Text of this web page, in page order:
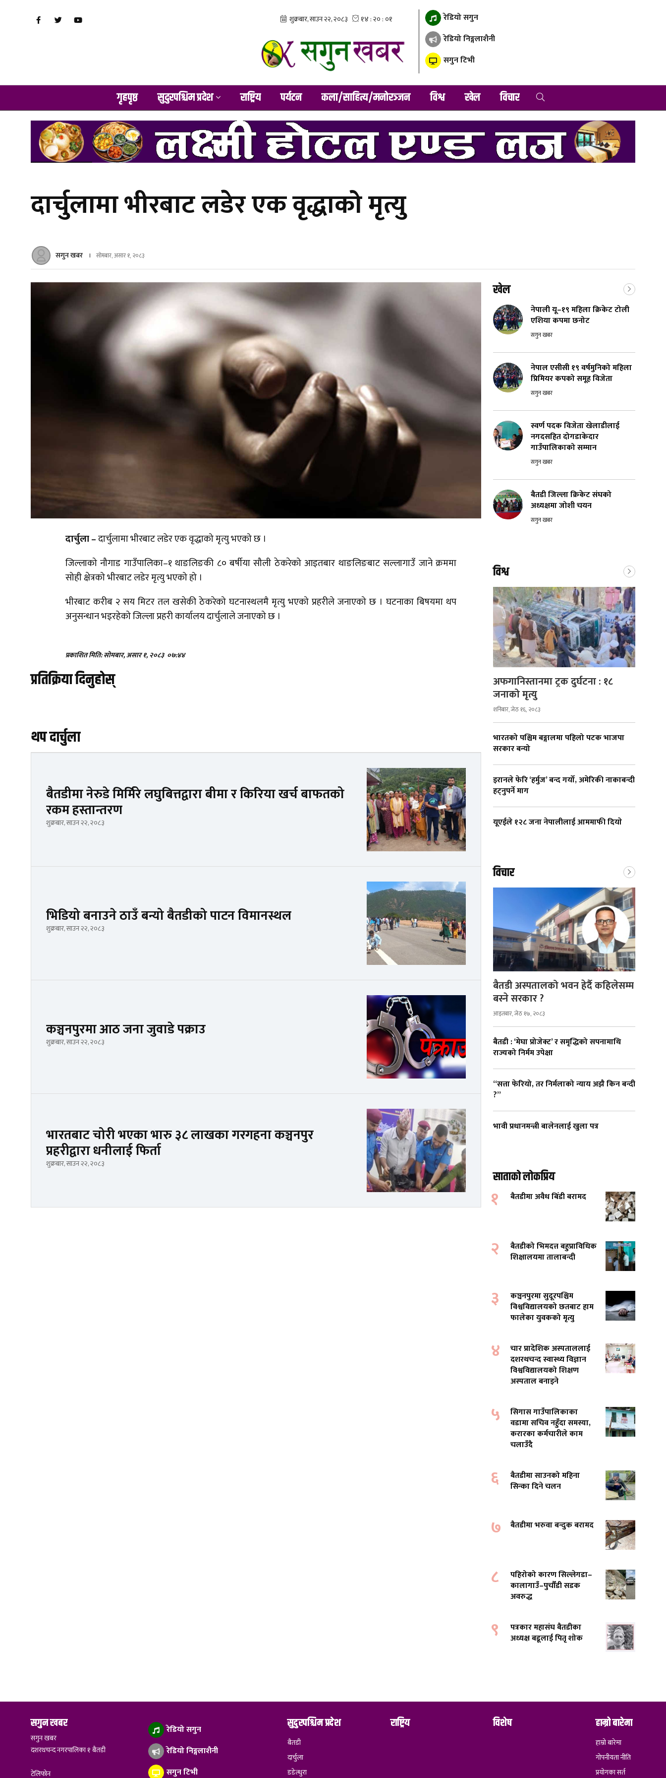
रेडियो सगुन
रेडियो निङ्गलाशैनी
सगुन टिभी
गृहपृष्ठ सुदुरपश्चिम प्रदेश राष्ट्रिय पर्यटन कला/साहित्य/मनोरञ्जन विश्व खेल विचार
दार्चुलामा भीरबाट लडेर एक वृद्धाको मृत्यु
सगुन खबर सोमबार, असार १, २०८३
दार्चुला –दार्चुलामा भीरबाट लडेर एक वृद्धाको मृत्यु भएको छ ।
जिल्लाको नौगाड गाउँपालिका–१ थाङलिङकी ८० बर्षीया सौली ठेकरेको आइतबार थाङलिङबाट सल्लागाउँ जाने क्रममा
सोही क्षेत्रको भीरबाट लडेर मृत्यु भएको हो ।
भीरबाट करीब २ सय मिटर तल खसेकी ठेकरेको घटनास्थलमै मृत्यु भएको प्रहरीले जनाएको छ । घटनाका बिषयमा थप
अनुसन्धान भइरहेको जिल्ला प्रहरी कार्यालय दार्चुलाले जनाएको छ ।
प्रकाशित मिति: सोमबार, असार १, २०८३ ०७:४४
प्रतिक्रिया दिनुहोस्
थप दार्चुला
बैतडीमा नेरुडे मिर्मिरे लघुबित्तद्वारा बीमा र किरिया खर्च बाफतको
रकम हस्तान्तरण
शुक्रबार, साउन २२, २०८३
भिडियो बनाउने ठाउँ बन्यो बैतडीको पाटन विमानस्थल
शुक्रबार, साउन २२, २०८३
कञ्चनपुरमा आठ जना जुवाडे पक्राउ
शुक्रबार, साउन २२, २०८३
भारतबाट चोरी भएका भारु ३८ लाखका गरगहना कञ्चनपुर
प्रहरीद्वारा धनीलाई फिर्ता
शुक्रबार, साउन २२, २०८३
खेल
नेपाली यू–१९ महिला क्रिकेट टोली
एशिया कपमा छनोट
सगुन खबर
नेपाल एसीसी १९ वर्षमुनिको महिला
प्रिमियर कपको समूह विजेता
सगुन खबर
स्वर्ण पदक विजेता खेलाडीलाई
नगदसहित दोगडाकेदार
गाउँपालिकाको सम्मान
सगुन खबर
बैतडी जिल्ला क्रिकेट संघको
अध्यक्षमा जोशी चयन
सगुन खबर
विश्व
अफगानिस्तानमा ट्रक दुर्घटना : १८
जनाको मृत्यु
शनिबार, जेठ १६, २०८३
भारतको पश्चिम बङ्गालमा पहिलो पटक भाजपा
सरकार बन्यो
इरानले फेरि ‘हर्मुज’ बन्द गर्यो, अमेरिकी नाकाबन्दी
हट्नुपर्ने माग
यूएईले १२८ जना नेपालीलाई आममाफी दियाे
विचार
बैतडी अस्पतालको भवन हेर्दै कहिलेसम्म
बस्ने सरकार ?
आइतबार, जेठ १७, २०८३
बैतडी : ‘मेघा प्रोजेक्ट’ र समृद्धिको सपनामाथि
राज्यको निर्मम उपेक्षा
“सत्ता फेरियो, तर निर्मलाको न्याय अझै किन बन्दी
?”
भावी प्रधानमन्त्री बालेनलाई खुला पत्र
साताको लोकप्रिय
१ बैतडीमा अवैध बिँडी बरामद
२
बैतडीको भिमदत्त बहुप्राविधिक
शिक्षालयमा तालाबन्दी
३
कञ्चनपुरमा सुदूरपश्चिम
विश्वविद्यालयको छतबाट हाम
फालेका युवकको मृत्यु
४
चार प्रादेशिक अस्पताललाई
दशरथचन्द स्वास्थ्य विज्ञान
विश्वविद्यालयको शिक्षण
अस्पताल बनाइने
५
सिगास गाउँपालिकाका
वडामा सचिव नहुँदा समस्या,
करारका कर्मचारीले काम
चलाउँदै
६
बैतडीमा साउनको महिना
सिन्का दिने चलन
७ बैतडीमा भरुवा बन्दुक बरामद
८
पहिरोको कारण सिल्लेगडा–
कालागाउँ–पुर्चौंडी सडक
अवरुद्ध
९
पत्रकार महासंघ बैतडीका
अध्यक्ष बडूलाई पितृ शोक
सगुन खबर
सगुन खबर
दशरथचन्द नगरपालिका १ बैतडी
टेलिफोन
रेडियो सगुन
रेडियो निङ्गलाशैनी
सगुन टिभी
सुदुरपश्चिम प्रदेश
बैतडी
दार्चुला
डडेल्धुरा
राष्ट्रिय विशेष हाम्रो बारेमा
हाम्रो बारेमा
गोपनीयता नीति
प्रयोगका सर्त